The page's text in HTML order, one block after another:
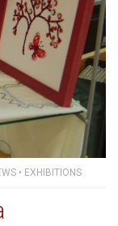
• EXHIBITIONS